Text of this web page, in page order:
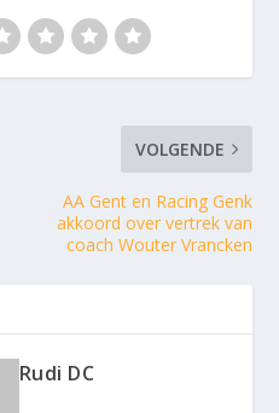
VOLGENDE
AA Gent en Racing Genk
akkoord over vertrek van
coach Wouter Vrancken
Rudi DC